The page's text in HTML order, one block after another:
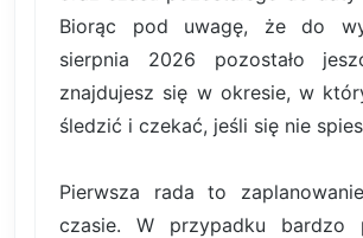
Biorąc pod uwagę, że do
sierpnia 2026 pozostało
znajdujesz się w okresie, w
śledzić i czekać, jeśli się nie
Pierwsza rada to
czasie. W przypadku bardzo